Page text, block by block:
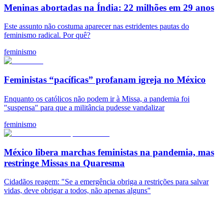
Meninas abortadas na Índia: 22 milhões em 29 anos
Este assunto não costuma aparecer nas estridentes pautas do
feminismo radical. Por quê?
feminismo
Feministas “pacíficas” profanam igreja no México
Enquanto os católicos não podem ir à Missa, a pandemia foi
"suspensa" para que a militância pudesse vandalizar
feminismo
México libera marchas feministas na pandemia, mas
restringe Missas na Quaresma
Cidadãos reagem: "Se a emergência obriga a restrições para salvar
vidas, deve obrigar a todos, não apenas alguns"